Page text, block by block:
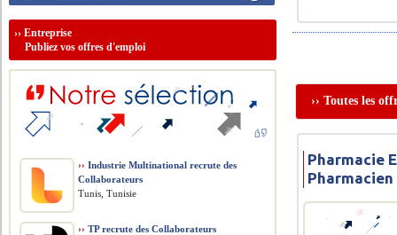
›› Toutes les
Pharmacie
››Entreprise
Publiez vos offres d'emploi
›› Industrie Multinational recrute des
Collaborateurs
Tunis, Tunisie
›› TP recrute des Collaborateurs